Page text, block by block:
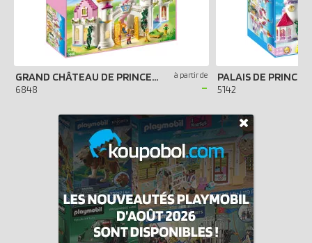
GRAND CHÂTEAU DE PRINCESSE
6848
à partir de
-
PALAIS DE
5142